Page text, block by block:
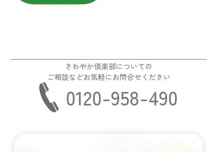
さわやか倶楽部についての
ご相談などお気軽にお問合せください
0120-958-490